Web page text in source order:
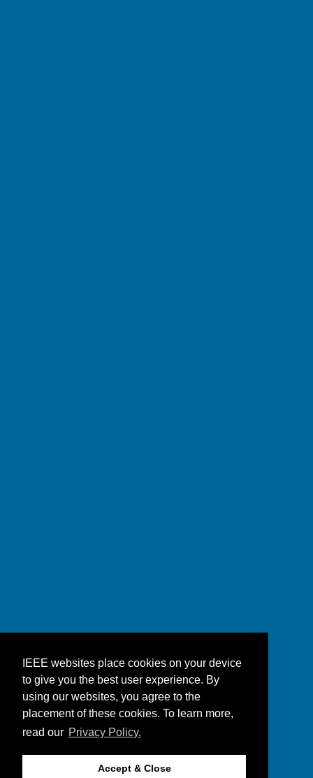
IEEE websites place cookies on your device
to give you the best user experience. By
using our websites, you agree to the
placement of these cookies. To learn more,
read our Privacy Policy.
Accept & Close